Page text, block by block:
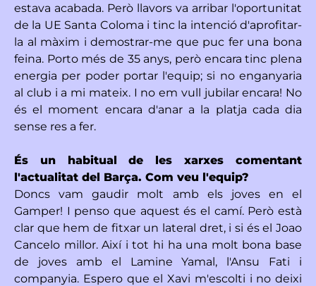
estava acabada. Però llavors va arribar l'oportunitat
de la UE Santa Coloma i tinc la intenció d'aprofitar-
la al màxim i demostrar-me que puc fer una bona
feina. Porto més de 35 anys, però encara tinc plena
energia per poder portar l'equip; si no enganyaria
al club i a mi mateix. I no em vull jubilar encara! No
és el moment encara d'anar a la platja cada dia
sense res a fer.
És un habitual de les xarxes comentant
l'actualitat del Barça. Com veu l'equip?
Doncs vam gaudir molt amb els joves en el
Gamper! I penso que aquest és el camí. Però està
clar que hem de fitxar un lateral dret, i si és el Joao
Cancelo millor. Així i tot hi ha una molt bona base
de joves amb el Lamine Yamal, l'Ansu Fati i
companyia. Espero que el Xavi m'escolti i no deixi